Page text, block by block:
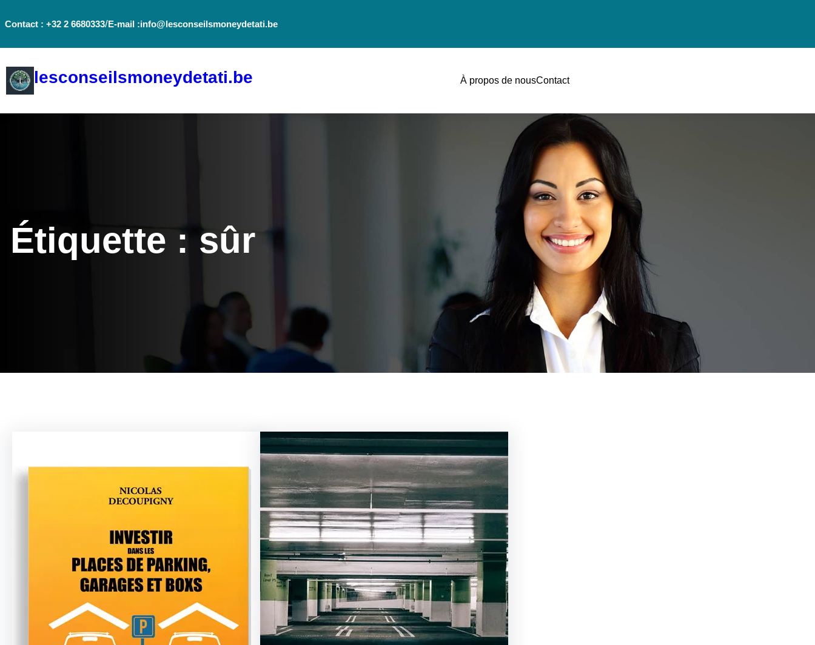
auContact : +32 2 6680333/E-mail :info@lesconseilsmoneydetati.be
lesconseilsmoneydetati.be À propos de nousContact
Étiquette : sûr